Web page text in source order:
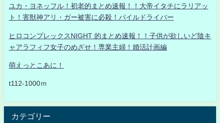
ユカ・ヨネッフル！初老的まとめ速報！！大帝イタチにラリアッ
ト！害獣神アリ・ガー被害に必殺！パイルドライバー
ヒロコンプレックスNIGHT 的まとめ速報！！子供が欲しいど陰キ
ャアラフィフ女子のめざせ！専業主婦！婚活計画編
萌えっとこあに！
t112-1000ｍ
カテゴリー